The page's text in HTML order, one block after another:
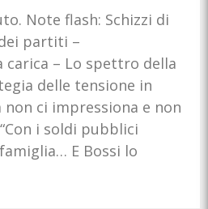
Note flash: Schizzi di
partiti –
– Lo spettro della
delle tensione in
ci impressiona e non
i soldi pubblici
E Bossi lo